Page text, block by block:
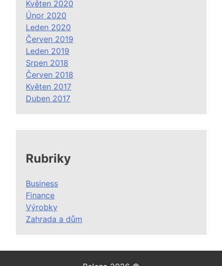
Květen 2020
Únor 2020
Leden 2020
Červen 2019
Leden 2019
Srpen 2018
Červen 2018
Květen 2017
Duben 2017
Rubriky
Business
Finance
Výrobky
Zahrada a dům